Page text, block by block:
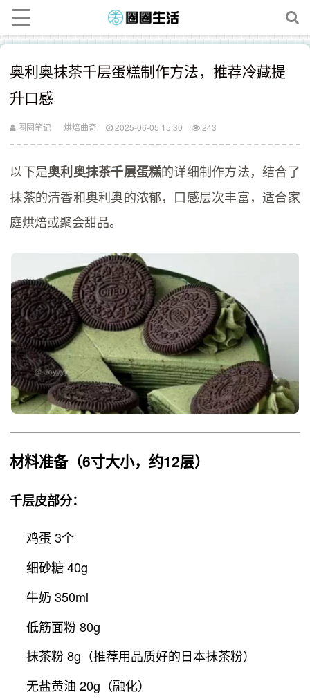
奥利奥抹茶千层蛋糕制作方法，推荐冷藏提
升口感
圈圈笔记 烘焙曲奇 2025-06-05 15:30 243
以下是奥利奥抹茶千层蛋糕的详细制作方法，结合了
抹茶的清香和奥利奥的浓郁，口感层次丰富，适合家
庭烘焙或聚会甜品。
材料准备（6寸大小，约12层）
千层皮部分：
鸡蛋 3个
细砂糖 40g
牛奶 350ml
低筋面粉 80g
抹茶粉 8g（推荐用品质好的日本抹茶粉）
无盐黄油 20g（融化）